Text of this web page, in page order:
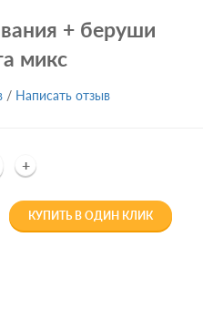
+ беруши
микс
/ Написать отзыв
+
КУПИТЬ В ОДИН КЛИК